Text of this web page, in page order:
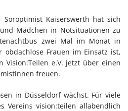
Kaiserswerth hat sich
Mädchen in Notsituationen zu
zwei Mal im Monat in
Frauen im Einsatz ist,
Vision:Teilen e.V. jetzt über einen
freuen.
in Düsseldorf wächst. Für viele
Vereins vision:teilen allabendlich